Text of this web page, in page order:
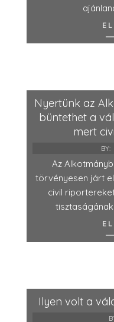
Nyertünk az
büntethet a
mert
BY:
Az
törvényesen járt
civil
Ilyen volt a